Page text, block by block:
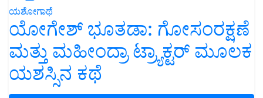
ಯಶೋಗಾಥೆ
ಯೋಗೇಶ್ ಭೂತಡಾ: ಗೋಸಂರಕ್ಷಣೆ
ಮತ್ತು ಮಹೀಂದ್ರಾ ಟ್ರ್ಯಾಕ್ಟರ್ ಮೂಲಕ
ಯಶಸ್ಸಿನ ಕಥೆ